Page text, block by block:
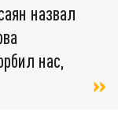
назвал
нас,